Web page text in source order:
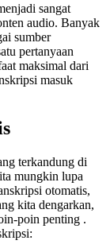
sangat
audio. Banyak
sumber
pertanyaan
maksimal dari
masuk
terkandung di
mungkin lupa
otomatis,
kita dengarkan,
poin penting .